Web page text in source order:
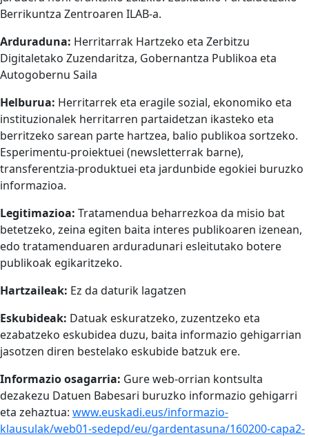
Berrikuntza Zentroaren ILAB-a.
Arduraduna: Herritarrak Hartzeko eta Zerbitzu
Digitaletako Zuzendaritza, Gobernantza Publikoa eta
Autogobernu Saila
Helburua: Herritarrek eta eragile sozial, ekonomiko eta
instituzionalek herritarren partaidetzan ikasteko eta
berritzeko sarean parte hartzea, balio publikoa sortzeko.
Esperimentu-proiektuei (newsletterrak barne),
transferentzia-produktuei eta jardunbide egokiei buruzko
informazioa.
Legitimazioa: Tratamendua beharrezkoa da misio bat
betetzeko, zeina egiten baita interes publikoaren izenean,
edo tratamenduaren arduradunari esleitutako botere
publikoak egikaritzeko.
Hartzaileak: Ez da daturik lagatzen
Eskubideak: Datuak eskuratzeko, zuzentzeko eta
ezabatzeko eskubidea duzu, baita informazio gehigarrian
jasotzen diren bestelako eskubide batzuk ere.
Informazio osagarria: Gure web-orrian kontsulta
dezakezu Datuen Babesari buruzko informazio gehigarri
eta zehaztua: www.euskadi.eus/informazio-
klausulak/web01-sedepd/eu/gardentasuna/160200-capa2-